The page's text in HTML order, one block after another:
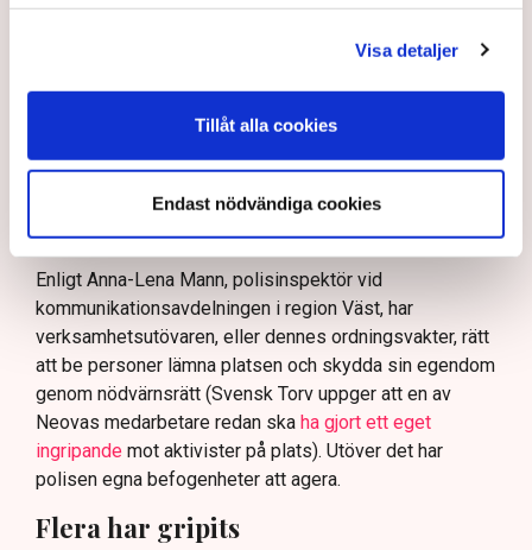
Visa detaljer
Tillåt alla cookies
Endast nödvändiga cookies
och varnade för att det annars råder ”djungelns lag”.
På sociala medier ifrågasätts det om allemansrätten
bör ge utrymme för aktivister att blockera en
ha en tydligare skyldighet att skydda privat egendom
och näringsverksamhet mot den typen av störningar.
Nu svarar polisen på kritiken.
Enligt Anna-Lena Mann, polisinspektör vid
kommunikationsavdelningen i region Väst, har
verksamhetsutövaren, eller dennes ordningsvakter, rätt
att be personer lämna platsen och skydda sin egendom
genom nödvärnsrätt (Svensk Torv uppger att en av
Neovas medarbetare redan ska ha gjort ett eget
ingripande mot aktivister på plats). Utöver det har
polisen egna befogenheter att agera.
Flera har gripits